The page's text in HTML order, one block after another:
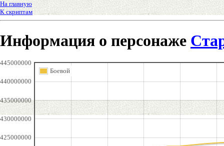
На главную
К скриптам
Информация о персонаже
425000000
430000000
435000000
440000000
445000000
Боевой